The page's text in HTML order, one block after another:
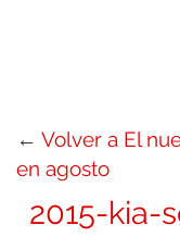
← Volver a El
en agosto
2015-kia-